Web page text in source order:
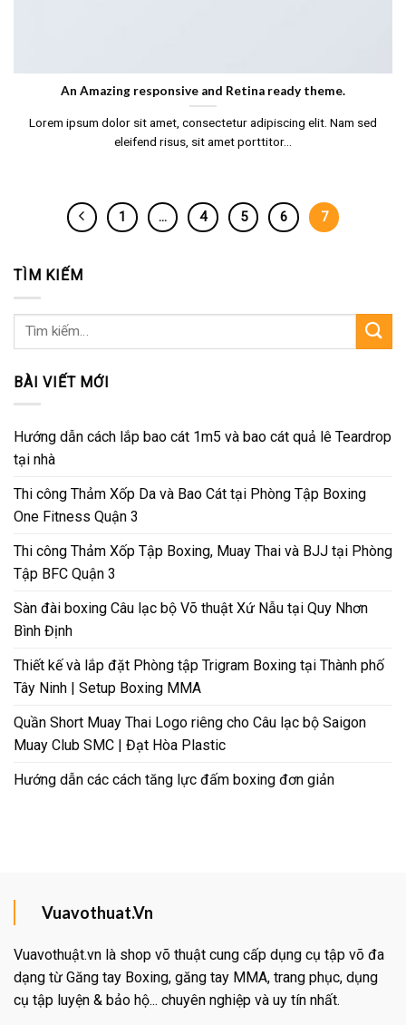
An Amazing responsive and Retina ready theme.
Lorem ipsum dolor sit amet, consectetur adipiscing elit. Nam sed
eleifend risus, sit amet porttitor...
1 … 4 5 6 7
TÌM KIẾM
Tìm
BÀI VIẾT MỚI
Hướng dẫn cách lắp bao cát 1m5 và bao cát quả lê Teardrop
tại nhà
Thi công Thảm Xốp Da và Bao Cát tại Phòng Tập Boxing
One Fitness Quận 3
Thi công Thảm Xốp Tập Boxing, Muay Thai và BJJ tại Phòng
Tập BFC Quận 3
Sàn đài boxing Câu lạc bộ Võ thuật Xứ Nẫu tại Quy Nhơn
Bình Định
Thiết kế và lắp đặt Phòng tập Trigram Boxing tại Thành phố
Tây Ninh | Setup Boxing MMA
Quần Short Muay Thai Logo riêng cho Câu lạc bộ Saigon
Muay Club SMC | Đạt Hòa Plastic
Hướng dẫn các cách tăng lực đấm boxing đơn giản
Vuavothuat.Vn
Vuavothuật.vn là shop võ thuật cung cấp dụng cụ tập võ đa
dạng từ Găng tay Boxing, găng tay MMA, trang phục, dụng
cụ tập luyện & bảo hộ... chuyên nghiệp và uy tín nhất.